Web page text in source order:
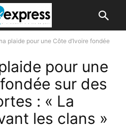
plaide pour une Côte d’Ivoire fondée
pour une
sur des
: « La
les clans »